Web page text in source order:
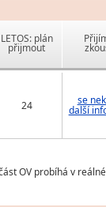
LETOS: plán
přijmout
24 se
další
OV probíhá v